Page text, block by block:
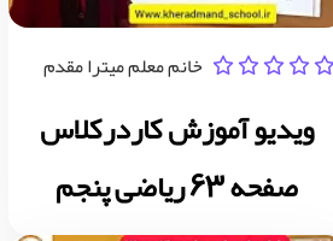
خانم معلم میترا مقدم
ویدیو آموزش کاردرکلاس
صفحه 63 ریاضی پنجم